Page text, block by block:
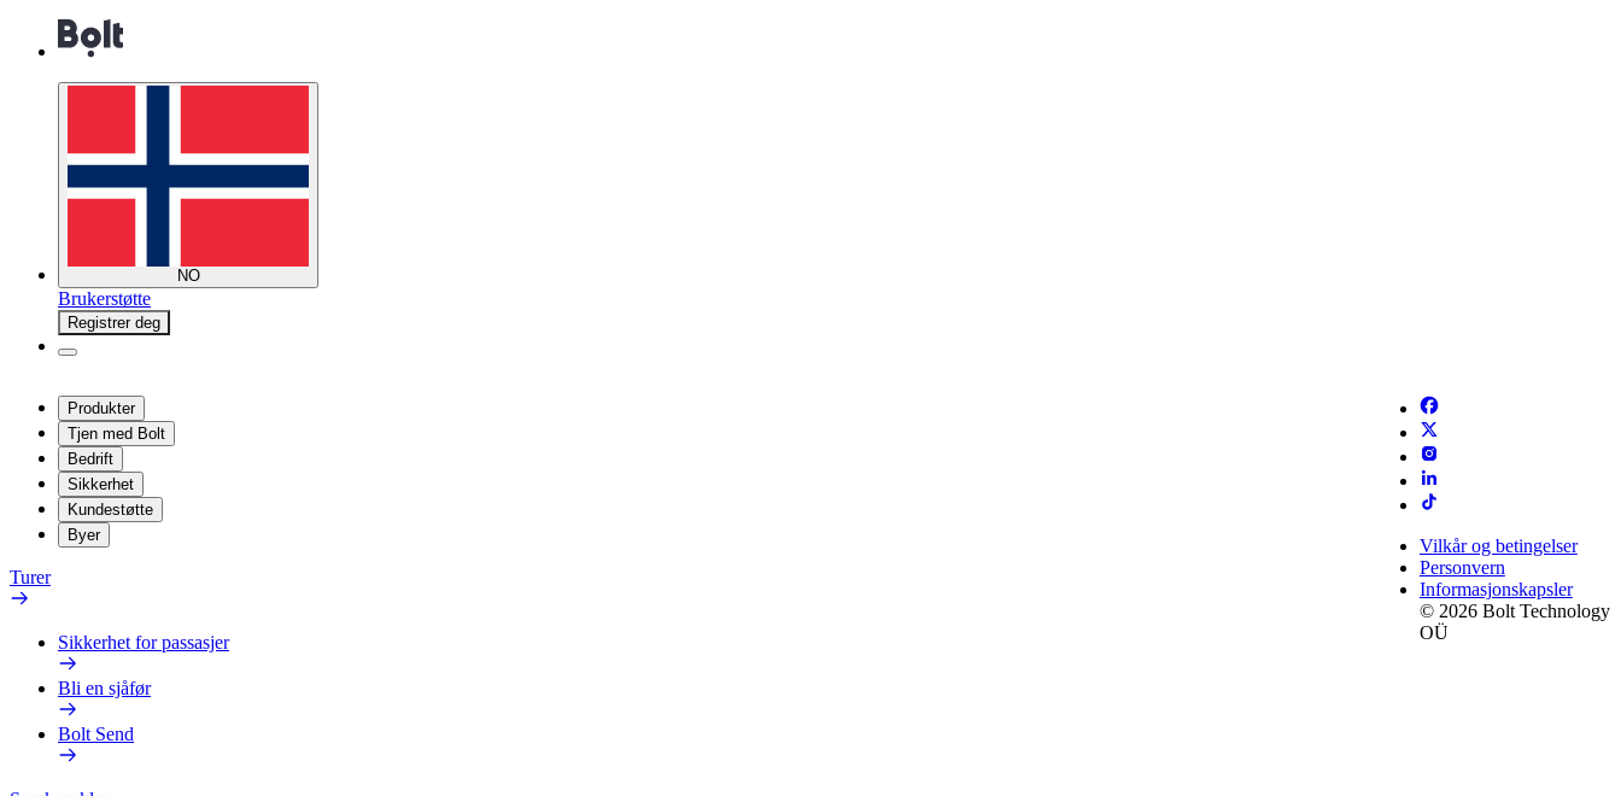
NO
Brukerstøtte
Registrer deg
Produkter
Tjen med Bolt
Bedrift
Sikkerhet
Kundestøtte
Byer
Turer
Sikkerhet for passasjer
Bli en sjåfør
Bolt Send
Vilkår og betingelser
Personvern
Informasjonskapsler
© 2026 Bolt Technology
OÜ